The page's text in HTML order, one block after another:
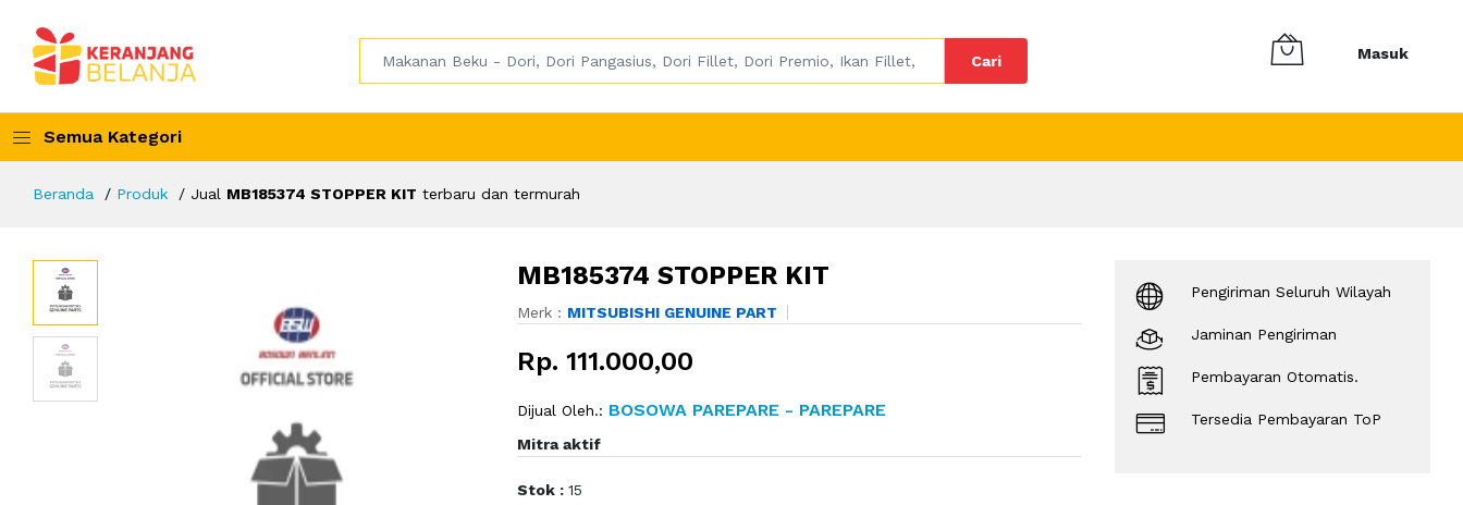
Cari Masuk
Semua Kategori
Beranda Produk Jual MB185374 STOPPER KIT terbaru dan termurah
MB185374 STOPPER KIT
Merk : MITSUBISHI GENUINE PART
Rp. 111.000,00
Dijual Oleh.: BOSOWA PAREPARE - PAREPARE
Mitra aktif
Stok : 15
Pengiriman Seluruh Wilayah
Jaminan Pengiriman
Pembayaran Otomatis.
Tersedia Pembayaran ToP